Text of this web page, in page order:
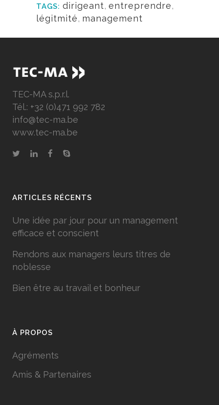
TAGS: dirigeant, entreprendre,
légitmité, management
TEC-MA s.p.r.l.
Tél.: +32 (0)471 992 782
info@tec-ma.be
www.tec-ma.be
ARTICLES RÉCENTS
Une idée par jour pour un management
efficace et conscient
Rendons aux managers leurs titres de
noblesse
Bien être au travail et bonheur
À PROPOS
Agréments
Amis & Partenaires